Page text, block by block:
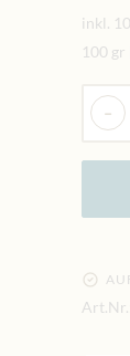
inkl.
100 gr
Menge
-
Art.Nr.: